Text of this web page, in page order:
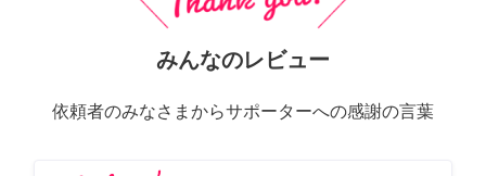
みんなのレビュー
依頼者のみなさまからサポーターへの感謝の言葉